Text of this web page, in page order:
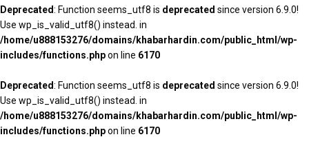
Deprecated: Function seems_utf8 is deprecated since version 6.9.0!
Use wp_is_valid_utf8() instead. in
/home/u888153276/domains/khabarhardin.com/public_html/wp-
includes/functions.phpon line 6170
Deprecated: Function seems_utf8 is deprecated since version 6.9.0!
Use wp_is_valid_utf8() instead. in
/home/u888153276/domains/khabarhardin.com/public_html/wp-
includes/functions.phpon line 6170